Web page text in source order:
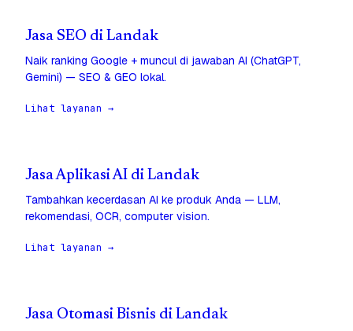
Jasa SEO di Landak
Naik ranking Google + muncul di jawaban AI (ChatGPT,
Gemini) — SEO & GEO lokal.
Lihat layanan →
Jasa Aplikasi AI di Landak
Tambahkan kecerdasan AI ke produk Anda — LLM,
rekomendasi, OCR, computer vision.
Lihat layanan →
Jasa Otomasi Bisnis di Landak